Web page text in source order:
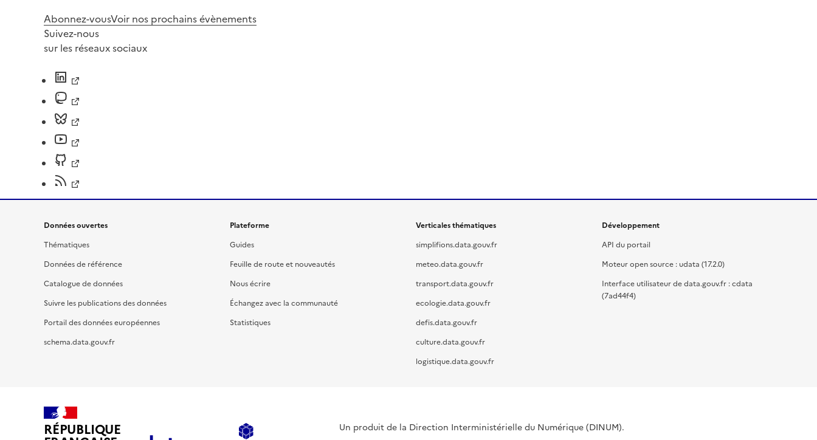
Abonnez-vousVoir nos prochains évènements
Suivez-nous
sur les réseaux sociaux
Données ouvertes
Thématiques
Données de référence
Catalogue de données
Suivre les publications des données
Portail des données européennes
schema.data.gouv.fr
Plateforme
Guides
Feuille de route et nouveautés
Nous écrire
Échangez avec la communauté
Statistiques
Verticales thématiques
simplifions.data.gouv.fr
meteo.data.gouv.fr
transport.data.gouv.fr
ecologie.data.gouv.fr
defis.data.gouv.fr
culture.data.gouv.fr
logistique.data.gouv.fr
Développement
API du portail
Moteur open source : udata (17.2.0)
Interface utilisateur de data.gouv.fr : cdata
(7ad44f4)
RÉPUBLIQUE Un produit de la Direction Interministérielle du Numérique (DINUM).